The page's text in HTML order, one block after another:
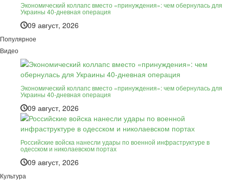
Экономический коллапс вместо «принуждения»: чем обернулась для
Украины 40-дневная операция
09 август, 2026
Популярное
Видео
Экономический коллапс вместо «принуждения»: чем обернулась для
Украины 40-дневная операция
09 август, 2026
Российские войска нанесли удары по военной инфраструктуре в
одесском и николаевском портах
09 август, 2026
Культура